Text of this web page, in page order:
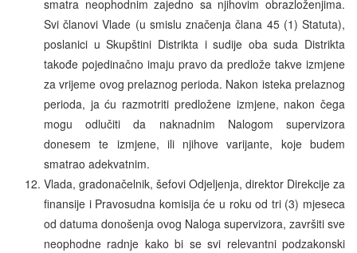
smatra neophodnim zajedno sa njihovim obrazloženjima.
Svi članovi Vlade (u smislu značenja člana 45 (1) Statuta),
poslanici u Skupštini Distrikta i sudije oba suda Distrikta
takođe pojedinačno imaju pravo da predlože takve izmjene
za vrijeme ovog prelaznog perioda. Nakon isteka prelaznog
perioda, ja ću razmotriti predložene izmjene, nakon čega
mogu odlučiti da naknadnim Nalogom supervizora
donesem te izmjene, ili njihove varijante, koje budem
smatrao adekvatnim.
Vlada, gradonačelnik, šefovi Odjeljenja, direktor Direkcije za
finansije i Pravosudna komisija će u roku od tri (3) mjeseca
od datuma donošenja ovog Naloga supervizora, završiti sve
neophodne radnje kako bi se svi relevantni podzakonski